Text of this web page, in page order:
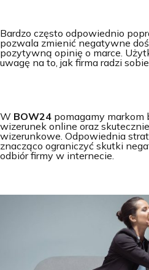
Bardzo często odpowiednio
pozwala zmienić negatywne
pozytywną opinię o marce.
uwagę na to, jak firma radzi
W BOW24 pomagamy markom
wizerunek online oraz
wizerunkowe. Odpowiednia
znacząco ograniczyć skutki
odbiór firmy w internecie.